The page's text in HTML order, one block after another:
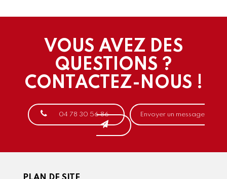
VOUS AVEZ DES
QUESTIONS ?
CONTACTEZ-NOUS !
04 78 30 56 86 Envoyer un message